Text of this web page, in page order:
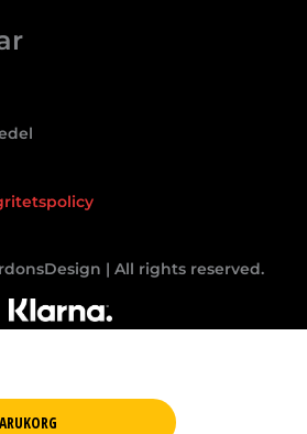
| All rights reserved.